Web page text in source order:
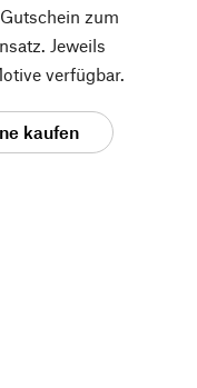
zum
Jeweils
verfügbar.
kaufen